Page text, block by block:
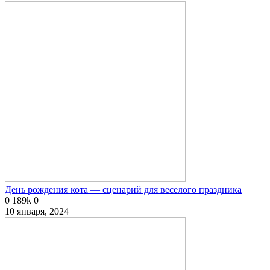
День рождения кота — сценарий для веселого праздника
0 189k 0
10 января, 2024